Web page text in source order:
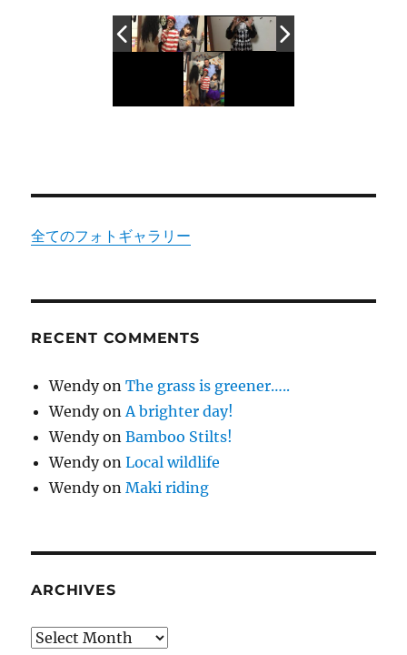
全てのフォトギャラリー
RECENT COMMENTS
WendyonThe grass is greener…..
WendyonA brighter day!
WendyonBamboo Stilts!
WendyonLocal wildlife
WendyonMaki riding
ARCHIVES
Archives